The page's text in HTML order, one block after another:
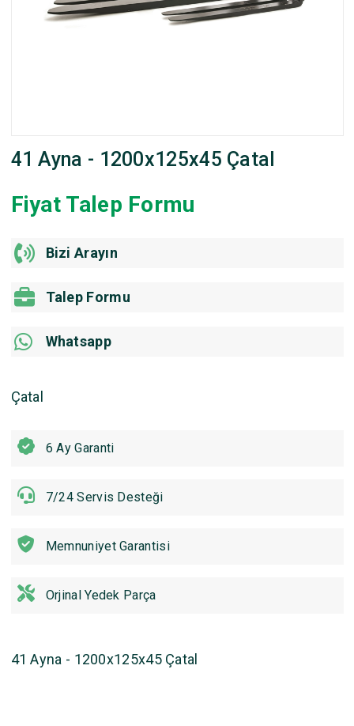
41 Ayna - 1200x125x45 Çatal
Fiyat Talep Formu
Bizi Arayın
Talep Formu
Whatsapp
Çatal
6 Ay Garanti
7/24 Servis Desteği
Memnuniyet Garantisi
Orjinal Yedek Parça
41 Ayna - 1200x125x45 Çatal